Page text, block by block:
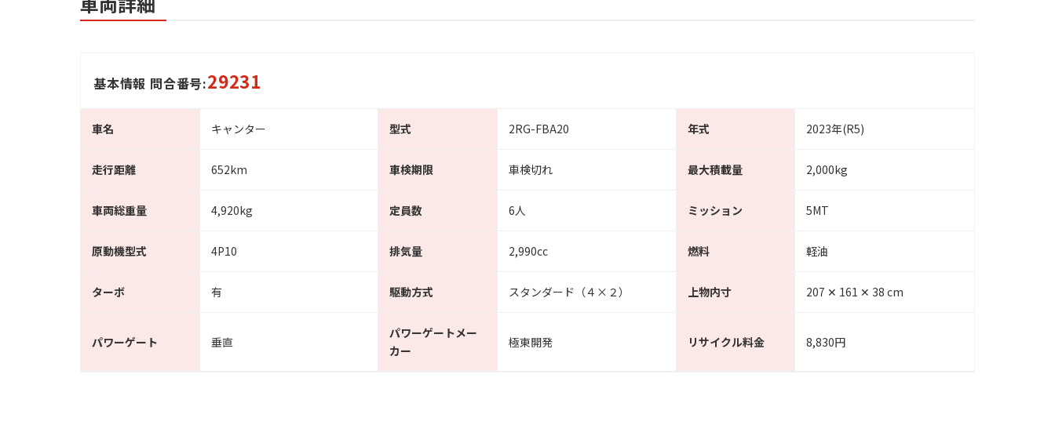
基本情報 問合番号:29231
車名 キャンター 型式 2RG-FBA20 年式 2023年(R5)
走行距離 652km 車検期限 車検切れ 最大積載量 2,000kg
車両総重量 4,920kg 定員数 6人 ミッション 5MT
原動機型式 4P10 排気量 2,990cc 燃料 軽油
ターボ 有 駆動方式 スタンダード（４×２） 上物内寸 207 ✕ 161 ✕ 38 cm
パワーゲート 垂直
パワーゲートメー
カー
極東開発 リサイクル料金 8,830円